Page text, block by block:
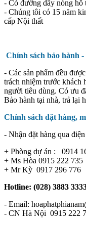
- Có đường dây nóng hỗ
- Chúng tôi có 15 năm
cấp Nội thất
Chính sách bảo hành -
- Các sản phẩm đều
trách nhiệm trước khách
người tiêu dùng. Có ưu
Bảo hành tại nhà, trả lại
Chính sách đặt hàng,
- Nhận đặt hàng qua
+ Phòng dự án : 0914
+ Ms Hòa 0915 222 735
+ Mr Kỳ 0917 296 776
Hotline: (028) 3883
- Email:
- CN Hà Nội 0915 222